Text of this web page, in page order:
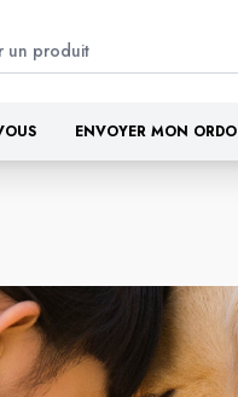
ENVOYER MON ORDO